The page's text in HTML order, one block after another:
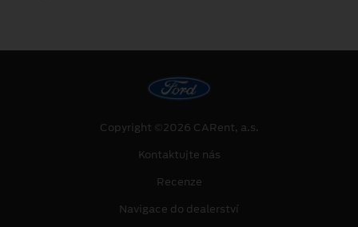
Copyright ©2026 CARent, a.s.
Kontaktujte nás
Recenze
Navigace do dealerství